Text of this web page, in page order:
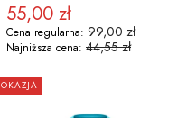
Cena promocyjna
55,00 zł
Cena regularna: 99,00 zł
Najniższa cena: 44,55 zł
OKAZJA